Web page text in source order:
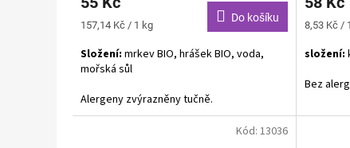
Měrná
157,14 Kč / 1 kg
Do košíku
Složení: mrkev BIO, hrášek BIO, voda,
mořská sůl
Alergeny zvýrazněny tučně.
Měrná
8,53 Kč /
složení:
Bez
Kód: 13036